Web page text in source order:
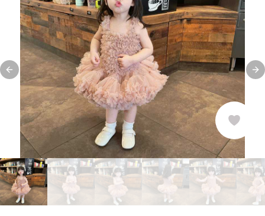
Previous slide